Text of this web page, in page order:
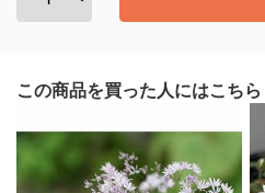
この商品を買った人にはこち